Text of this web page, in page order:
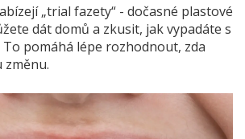
„trial fazety“ - dočasné plastové
dát domů a zkusit, jak vypadáte s
To pomáhá lépe rozhodnout, zda
změnu.